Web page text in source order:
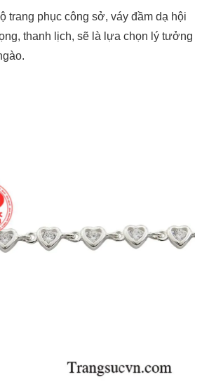
trang phục công sở, váy đầm dạ hội
thanh lịch, sẽ là lựa chọn lý tưởng